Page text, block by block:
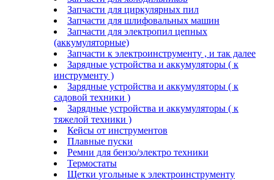
Запчасти для циркулярных пил
Запчасти для шлифовальных машин
Запчасти для электропил цепных
(аккумуляторные)
Запчасти к электроинструменту , и так далее
Зарядные устройства и аккумуляторы ( к
инструменту )
Зарядные устройства и аккумуляторы ( к
садовой техники )
Зарядные устройства и аккумуляторы ( к
тяжелой техники )
Кейсы от инструментов
Плавные пуски
Ремни для бензо/электро техники
Термостаты
Щетки угольные к электроинструменту